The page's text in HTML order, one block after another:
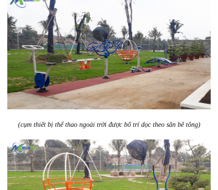
(cụm thiết bị thể thao ngoài trời được bố trí dọc theo sân bê tông)